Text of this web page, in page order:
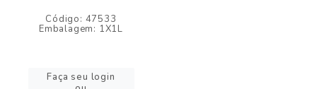
Código: 47533
Embalagem: 1X1L
Faça seu login